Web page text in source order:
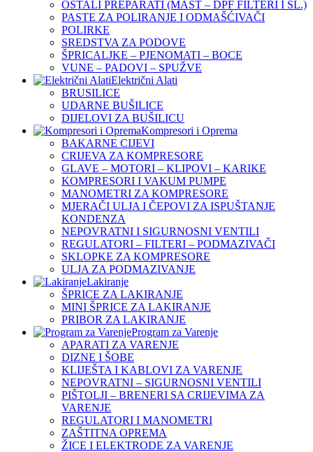
OSTALI PREPARATI (MAST – DPF FILTERI I SL.)
PASTE ZA POLIRANJE I ODMAŠĆIVAČI
POLIRKE
SREDSTVA ZA PODOVE
ŠPRICALJKE – PJENOMATI – BOCE
VUNE – PADOVI – SPUŽVE
Električni Alati
BRUSILICE
UDARNE BUŠILICE
DIJELOVI ZA BUŠILICU
Kompresori i Oprema
BAKARNE CIJEVI
CRIJEVA ZA KOMPRESORE
GLAVE – MOTORI – KLIPOVI – KARIKE
KOMPRESORI I VAKUM PUMPE
MANOMETRI ZA KOMPRESORE
MJERAČI ULJA I ČEPOVI ZA ISPUŠTANJE
KONDENZA
NEPOVRATNI I SIGURNOSNI VENTILI
REGULATORI – FILTERI – PODMAZIVAČI
SKLOPKE ZA KOMPRESORE
ULJA ZA PODMAZIVANJE
Lakiranje
ŠPRICE ZA LAKIRANJE
MINI ŠPRICE ZA LAKIRANJE
PRIBOR ZA LAKIRANJE
Program za Varenje
APARATI ZA VARENJE
DIZNE I ŠOBE
KLIJEŠTA I KABLOVI ZA VARENJE
NEPOVRATNI – SIGURNOSNI VENTILI
PIŠTOLJI – BRENERI SA CRIJEVIMA ZA
VARENJE
REGULATORI I MANOMETRI
ZAŠTITNA OPREMA
ŽICE I ELEKTRODE ZA VARENJE